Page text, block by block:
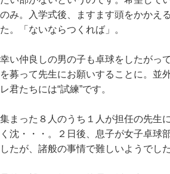
のみ。入学式後、ますます頭をかかえ
た。「ないならつくれば」。
幸い仲良しの男の子も卓球をしたがっ
を募って先生にお願いすることに。並
レ君たちには“試練”です。
集まった８人のうち１人が担任の先生
く沈・・・。２日後、息子が女子卓球
したが、諸般の事情で難しいようでした